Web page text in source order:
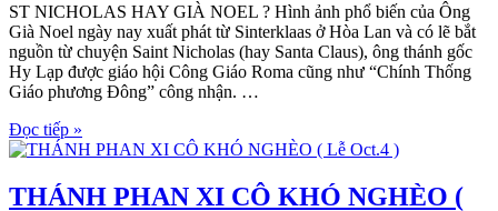
ST NICHOLAS HAY GIÀ NOEL ? Hình ảnh phổ biến của Ông
Già Noel ngày nay xuất phát từ Sinterklaas ở Hòa Lan và có lẽ bắt
nguồn từ chuyện Saint Nicholas (hay Santa Claus), ông thánh gốc
Hy Lạp được giáo hội Công Giáo Roma cũng như “Chính Thống
Giáo phương Ðông” công nhận. …
Đọc tiếp »
THÁNH PHAN XI CÔ KHÓ NGHÈO (